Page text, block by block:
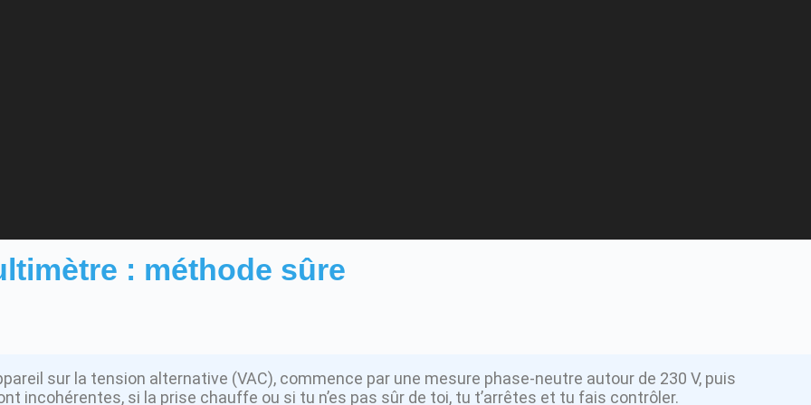
: méthode sûre
sur la tension alternative (VAC), commence par une mesure phase-neutre autour de 230 V, puis
incohérentes, si la prise chauffe ou si tu n’es pas sûr de toi, tu t’arrêtes et tu fais contrôler.